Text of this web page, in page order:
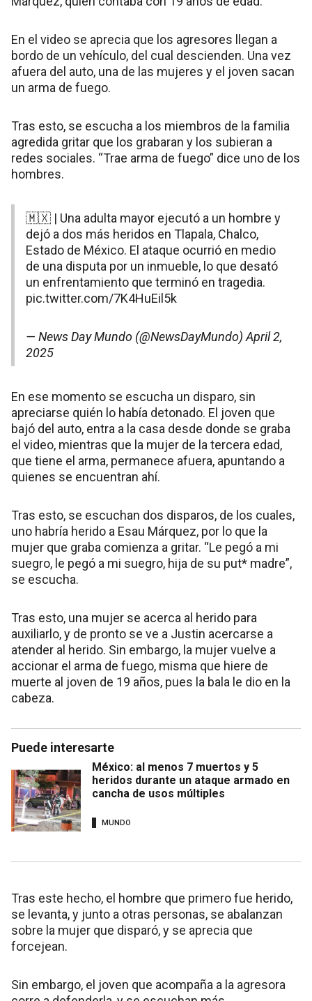
En el video se aprecia que los agresores llegan a
bordo de un vehículo, del cual descienden. Una vez
afuera del auto, una de las mujeres y el joven sacan
un arma de fuego.
Tras esto, se escucha a los miembros de la familia
agredida gritar que los grabaran y los subieran a
redes sociales. “Trae arma de fuego” dice uno de los
hombres.
🇲🇽 | Una adulta mayor ejecutó a un hombre y
dejó a dos más heridos en Tlapala, Chalco,
Estado de México. El ataque ocurrió en medio
de una disputa por un inmueble, lo que desató
un enfrentamiento que terminó en tragedia.
pic.twitter.com/7K4HuEil5k
— News Day Mundo (@NewsDayMundo)April 2,
2025
En ese momento se escucha un disparo, sin
apreciarse quién lo había detonado. El joven que
bajó del auto, entra a la casa desde donde se graba
el video, mientras que la mujer de la tercera edad,
que tiene el arma, permanece afuera, apuntando a
quienes se encuentran ahí.
Tras esto, se escuchan dos disparos, de los cuales,
uno habría herido a Esau Márquez, por lo que la
mujer que graba comienza a gritar. “Le pegó a mi
suegro, le pegó a mi suegro, hija de su put* madre”,
se escucha.
Tras esto, una mujer se acerca al herido para
auxiliarlo, y de pronto se ve a Justin acercarse a
atender al herido. Sin embargo, la mujer vuelve a
accionar el arma de fuego, misma que hiere de
muerte al joven de 19 años, pues la bala le dio en la
cabeza.
Puede interesarte
México: al menos 7 muertos y 5
heridos durante un ataque armado en
cancha de usos múltiples
MUNDO
Tras este hecho, el hombre que primero fue herido,
se levanta, y junto a otras personas, se abalanzan
sobre la mujer que disparó, y se aprecia que
forcejean.
Sin embargo, el joven que acompaña a la agresora